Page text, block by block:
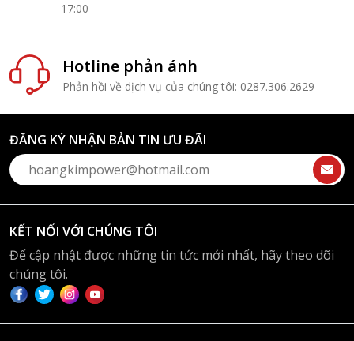
17:00
Hotline phản ánh
Phản hồi về dịch vụ của chúng tôi: 0287.306.2629
ĐĂNG KÝ NHẬN BẢN TIN ƯU ĐÃI
KẾT NỐI VỚI CHÚNG TÔI
Để cập nhật được những tin tức mới nhất, hãy theo dõi
chúng tôi.